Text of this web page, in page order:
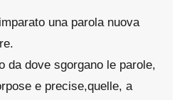
una parola nuova
da dove sgorgano le parole,
e precise,quelle, a